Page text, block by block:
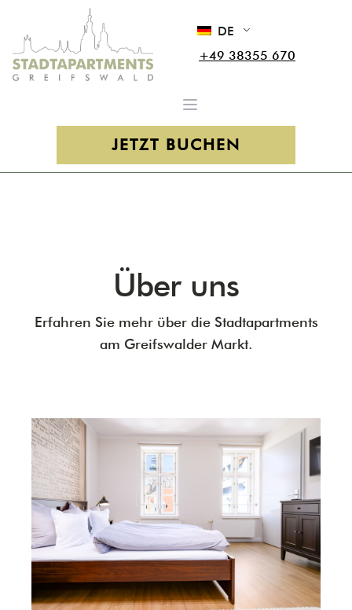
DE
+49 38355 670
JETZT BUCHEN
Über uns
Erfahren Sie mehr über die Stadtapartments
am Greifswalder Markt.